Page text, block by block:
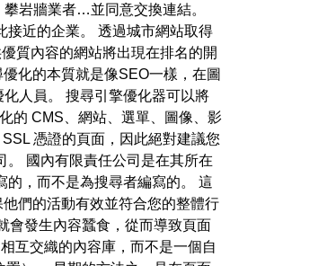
岩牆業者…並同意交換連結。
接近的企業。 透過城市網站取得
質內容的網站將出現在排名的開
化的本質就是像SEO一樣，在圖
人員。 搜尋引擎優化器可以將
的 CMS、網站、選單、圖像、影
憑證的頁面，因此絕對建議您
國內有限責任公司是在其所在
，而不是為搜尋者編寫的。 這
們的活動有效並符合您的整體行
會發生內容蠶食，從而導致頁面
互交織的內容庫，而不是一個自